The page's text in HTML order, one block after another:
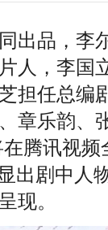
品，李
人，李国
担任总编
章乐韵、
腾讯视
出剧中人
现。